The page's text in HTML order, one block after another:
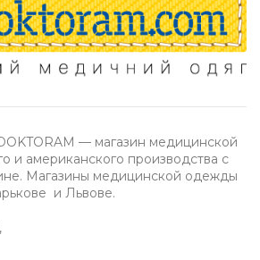
— магазин медицинской
и американского производства с
Магазины медицинской одежды
и Львове.
,